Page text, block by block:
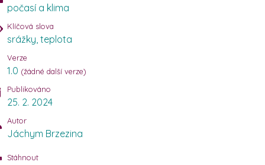
počasí a klima
Klíčová slova
srážky, teplota
Verze
1.0 (žádné další verze)
Publikováno
25. 2. 2024
Autor
Jáchym Brzezina
Stáhnout